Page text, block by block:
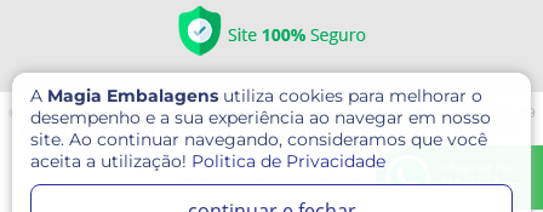
WhatsApp
A Magia Embalagens utiliza cookies para melhorar o
desempenho e a sua experiência ao navegar em nosso
site. Ao continuar navegando, consideramos que você
aceita a utilização! Politica de Privacidade
© 2026 Magia Embalagens - Todos direitos reservados. CNPJ: 05.400.184/0001-09
Avenida Serafim Gonçalves Pereira, 30 - Pq. Novo Mundo- São Paulo/SP CEP
02179-000
Este site é protegido por reCAPTCHA e o GooglePolítica de Privacidade
Termos de serviçose aplicam.